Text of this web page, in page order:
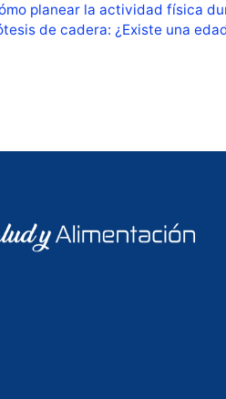
planear la actividad física
de cadera: ¿Existe una